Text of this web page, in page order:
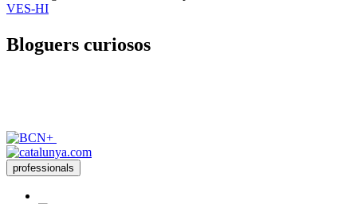
VES-HI
Bloguers curiosos
professionals